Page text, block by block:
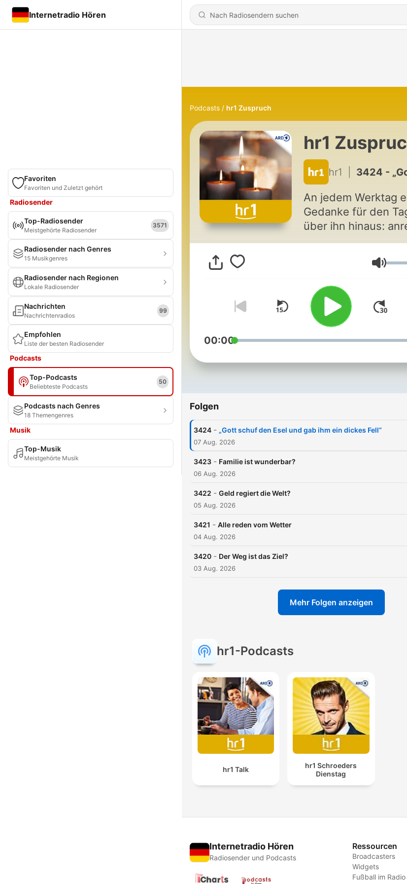
Internetradio Hören
Favoriten
Favoriten und Zuletzt gehört
Radiosender
Top-Radiosender
Meistgehörte Radiosender
3571
Radiosender nach Genres
15 Musikgenres
Radiosender nach Regionen
Lokale Radiosender
Nachrichten
Nachrichtenradios
99
Empfohlen
Liste der besten Radiosender
Podcasts
Top-Podcasts
Beliebteste Podcasts
50
Podcasts nach Genres
18 Themengenres
Musik
Top-Musik
Meistgehörte Musik
Podcasts hr1 Zuspruch
hr1
hr1 3424 - „Gott schuf den Esel und gab
An jedem Werktag
Gedanke für den
über ihn hinaus:
informativ, tröstend
00:00
Folgen
3424 - „Gott schuf den Esel und gab ihm ein dickes Fell“
07 Aug. 2026
3423 - Familie ist wunderbar?
06 Aug. 2026
3422 - Geld regiert die Welt?
05 Aug. 2026
3421 - Alle reden vom Wetter
04 Aug. 2026
3420 - Der Weg ist das Ziel?
03 Aug. 2026
Mehr Folgen anzeigen
hr1-Podcasts
hr1 Talk
hr1 Schroeders
Dienstag
Internetradio Hören
Radiosender und Podcasts
Ressourcen
Broadcasters
Widgets
Fußball im Radio